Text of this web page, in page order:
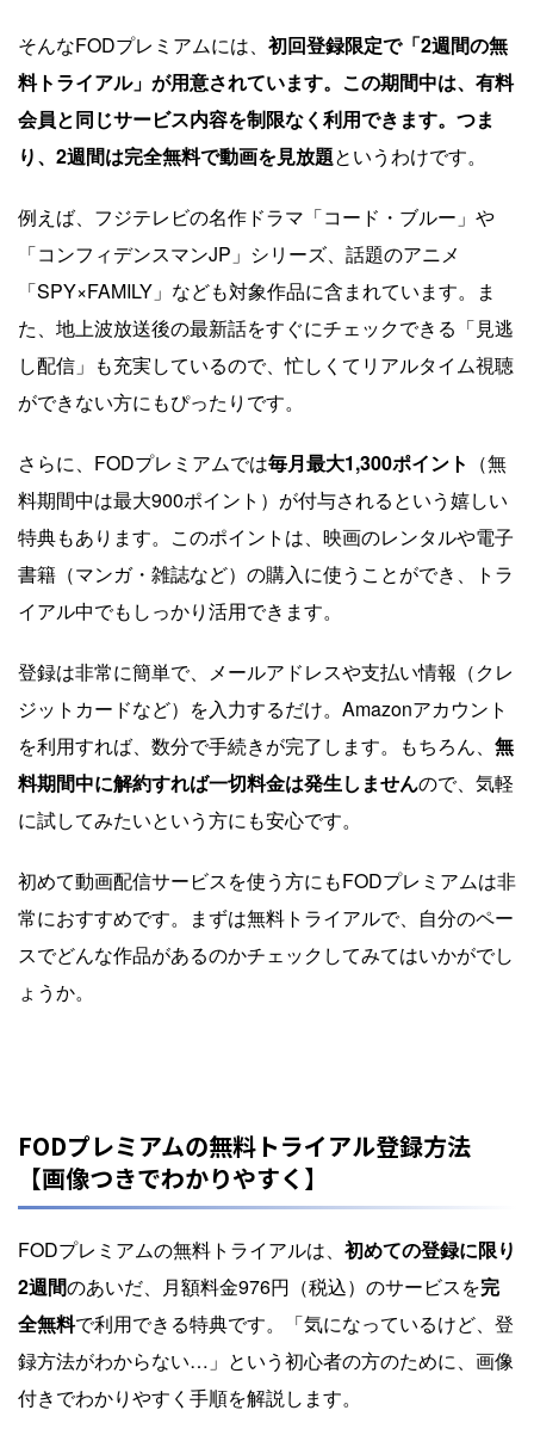
そんなFODプレミアムには、 初回登録限定で「2週間の無
料トライアル」が用意されています。この期間中は、有料
会員と同じサービス内容を制限なく利用できます。つま
り、2週間は完全無料で動画を見放題というわけです。
例えば、フジテレビの名作ドラマ「コード・ブルー」や
「コンフィデンスマンJP」シリーズ、話題のアニメ
「SPY×FAMILY」なども対象作品に含まれています。ま
た、地上波放送後の最新話をすぐにチェックできる「見逃
し配信」も充実しているので、忙しくてリアルタイム視聴
ができない方にもぴったりです。
さらに、FODプレミアムでは毎月最大1,300ポイント （無
料期間中は最大900ポイント）が付与されるという嬉しい
特典もあります。このポイントは、映画のレンタルや電子
書籍（マンガ・雑誌など）の購入に使うことができ、トラ
イアル中でもしっかり活用できます。
登録は非常に簡単で、メールアドレスや支払い情報（クレ
ジットカードなど）を入力するだけ。Amazonアカウント
を利用すれば、数分で手続きが完了します。もちろん、 無
料期間中に解約すれば一切料金は発生しませんので、気軽
に試してみたいという方にも安心です。
初めて動画配信サービスを使う方にもFODプレミアムは非
常におすすめです。まずは無料トライアルで、自分のペー
スでどんな作品があるのかチェックしてみてはいかがでし
ょうか。
FODプレミアムの無料トライアル登録方法
【画像つきでわかりやすく】
FODプレミアムの無料トライアルは、 初めての登録に限り
2週間のあいだ、月額料金976円（税込）のサービスを完
全無料で利用できる特典です。「気になっているけど、登
録方法がわからない…」という初心者の方のために、画像
付きでわかりやすく手順を解説します。